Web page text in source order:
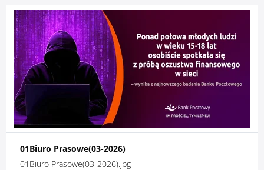
01Biuro Prasowe(03-2026)
01Biuro Prasowe(03-2026).jpg